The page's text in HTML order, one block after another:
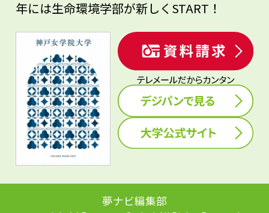
年には生命環境学部が新しくSTART！
夢ナビ編集部